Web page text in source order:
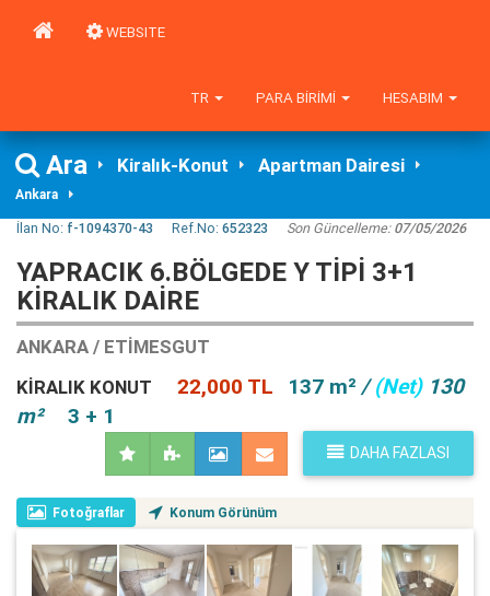
WEBSITE
HESABIM
PARA BIRIMI
TR
Ara Kiralık-Konut Apartman Dairesi
Ankara
İlan No: f-1094370-43 Ref.No: 652323 Son Güncelleme:07/05/2026
YAPRACIK 6.BÖLGEDE Y TİPİ 3+1
KİRALIK DAİRE
ANKARA / ETIMESGUT
KIRALIK KONUT
22,000 TL 137 m² /(Net)130
m²
3 + 1
DAHA FAZLASI
Fotoğraflar Konum Görünüm